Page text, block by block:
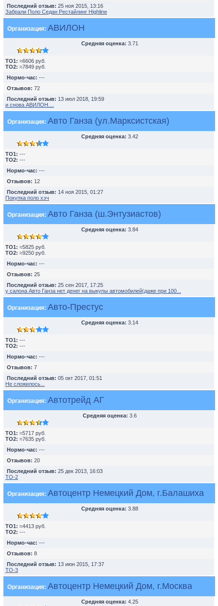
Последний отзыв: 25 ноя 2015, 13:16
Забрали Поло Седан Рестайлинг Highline
Организация: АВИЛОН
Средняя оценка: 3.71
TO1: ≈6606 руб.
TO2: ≈7849 руб.
Нормо-час: ---
Отзывов: 72
Последний отзыв: 13 июл 2018, 19:59
и снова АВИЛОН....
Организация: Авто Ганза (ул.Марксистская)
Средняя оценка: 3.42
TO1: ---
TO2: ---
Нормо-час: ---
Отзывов: 12
Последний отзыв: 14 ноя 2015, 01:27
Покупка поло хэч
Организация: Авто Ганза (ш.Энтузиастов)
Средняя оценка: 3.84
TO1: ≈5825 руб.
TO2: ≈9250 руб.
Нормо-час: ---
Отзывов: 25
Последний отзыв: 25 сен 2017, 17:25
у салона Авто Ганза нет денег на выкупы автомобилей(даже при 100...
Организация: Авто-Престус
Средняя оценка: 3.14
TO1: ---
TO2: ---
Нормо-час: ---
Отзывов: 7
Последний отзыв: 05 окт 2017, 01:51
Не сложилось...
Организация: Автотрейд АГ
Средняя оценка: 3.6
TO1: ≈5717 руб.
TO2: ≈7635 руб.
Нормо-час: ---
Отзывов: 20
Последний отзыв: 25 дек 2013, 16:03
ТО-2
Организация: Автоцентр Немецкий Дом, г.Балашиха
Средняя оценка: 3.88
TO1: ≈4413 руб.
TO2: ---
Нормо-час: ---
Отзывов: 8
Последний отзыв: 13 июн 2015, 17:37
ТО-3
Организация: Автоцентр Немецкий Дом, г.Москва
Средняя оценка: 4.25